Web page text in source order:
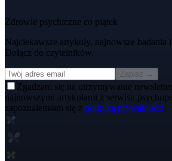
Zdrowie psychiczne co piątek
Najciekawsze artykuły, najnowsze badania
Dołącz do czytelników.
Zapisz →
Zgadzam się na otrzymywanie
najnowszymi artykułami z serwisu
zapoznałem/am się z polityką prywatności.